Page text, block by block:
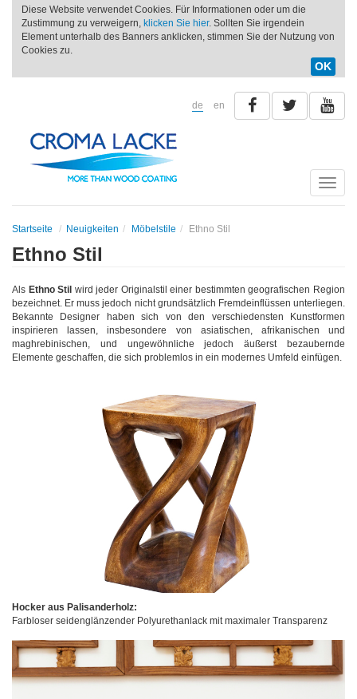
Diese Website verwendet Cookies. Für Informationen oder um die
Zustimmung zu verweigern, klicken Sie hier. Sollten Sie irgendein
Element unterhalb des Banners anklicken, stimmen Sie der Nutzung von
Cookies zu.
OK
de en
Toggle
Startseite Neuigkeiten Möbelstile Ethno Stil
Ethno Stil
Als Ethno Stil wird jeder Originalstil einer bestimmten geografischen Region
bezeichnet. Er muss jedoch nicht grundsätzlich Fremdeinflüssen unterliegen.
Bekannte Designer haben sich von den verschiedensten Kunstformen
inspirieren lassen, insbesondere von asiatischen, afrikanischen und
maghrebinischen, und ungewöhnliche jedoch äußerst bezaubernde
Elemente geschaffen, die sich problemlos in ein modernes Umfeld einfügen.
Hocker aus Palisanderholz:
Farbloser seidenglänzender Polyurethanlack mit maximaler Transparenz